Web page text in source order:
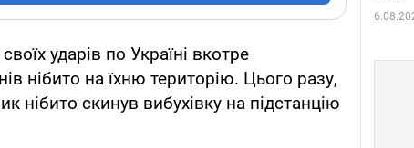
ударів по Україні вкотре
нібито на їхню територію. Цього разу,
нібито скинув вибухівку на підстанцію